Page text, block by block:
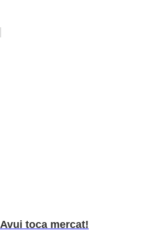
Avui toca mercat!